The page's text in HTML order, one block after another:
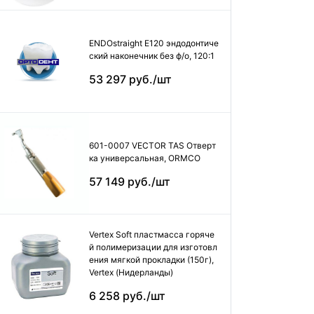
ENDOstraight E120 эндодонтиче
ский наконечник без ф/о, 120:1
53 297 руб./шт
601-0007 VECTOR TAS Отверт
ка универсальная, ORMCO
57 149 руб./шт
Vertex Soft пластмасса горяче
й полимеризации для изготовл
ения мягкой прокладки (150г),
Vertex (Нидерланды)
6 258 руб./шт